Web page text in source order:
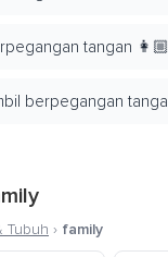
tangan
berpegangan
Tubuh › family